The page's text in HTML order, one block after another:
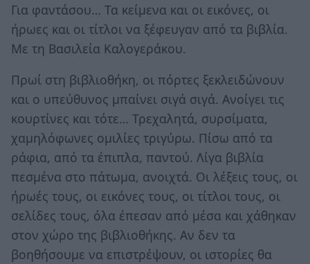
Για φαντάσου… Τα κείμενα και οι εικόνες, οι
ήρωες και οι τίτλοι να ξέφευγαν από τα βιβλία.
Με τη Βασιλεία Καλογεράκου.
Πρωί στη βιβλιοθήκη, οι πόρτες ξεκλειδώνουν
και ο υπεύθυνος μπαίνει σιγά σιγά. Ανοίγει τις
κουρτίνες και τότε… Τρεχαλητά, συρσίματα,
χαμηλόφωνες ομιλίες τριγύρω. Πίσω από τα
ράφια, από τα έπιπλα, παντού. Λίγα βιβλία
πεσμένα στο πάτωμα, ανοιχτά. Οι λέξεις τους, οι
ήρωές τους, οι εικόνες τους, οι τίτλοι τους, οι
σελίδες τους, όλα έπεσαν από μέσα και χάθηκαν
στον χώρο της βιβλιοθήκης. Αν δεν τα
βοηθήσουμε να επιστρέψουν, οι ιστορίες θα